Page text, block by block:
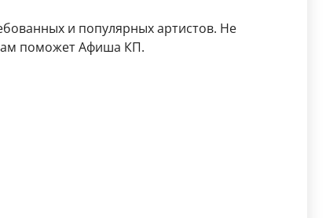
и популярных артистов. Не
поможет Афиша КП.